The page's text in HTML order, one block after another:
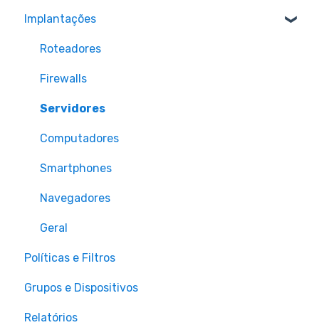
Implantações
Roteadores
Firewalls
Servidores
Computadores
Smartphones
Navegadores
Geral
Políticas e Filtros
Grupos e Dispositivos
Relatórios